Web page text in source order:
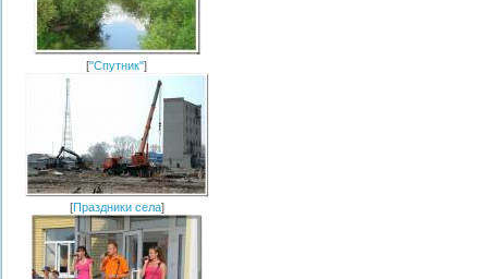
["Спутник"]
[Праздники села]